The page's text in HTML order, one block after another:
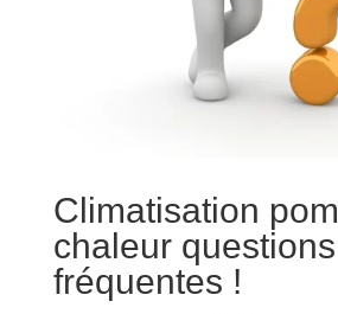
Climatisation
chaleur questions
fréquentes !